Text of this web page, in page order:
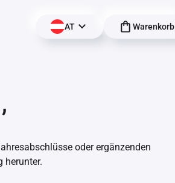
AT Warenkorb
oder ergänzenden
herunter.